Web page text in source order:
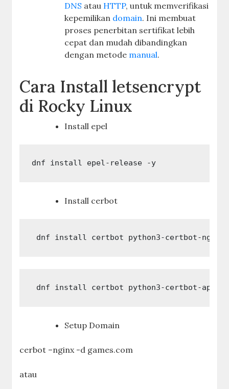
DNS atau HTTP, untuk memverifikasi
kepemilikan domain. Ini membuat
proses penerbitan sertifikat lebih
cepat dan mudah dibandingkan
dengan metode manual.
Cara Install letsencrypt
di Rocky Linux
Install epel
dnf install epel-release -y
Install cerbot
dnf install certbot python3-certbot-nginx
dnf install certbot python3-certbot-
Setup Domain
cerbot –nginx -d games.com
atau